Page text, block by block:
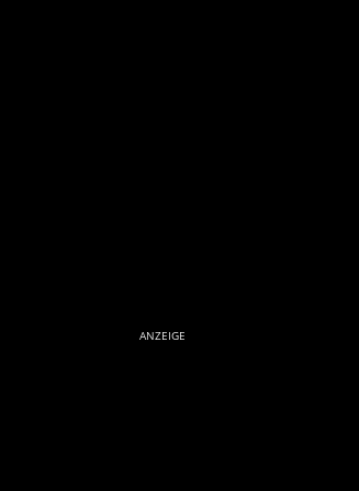
ANZEIGE